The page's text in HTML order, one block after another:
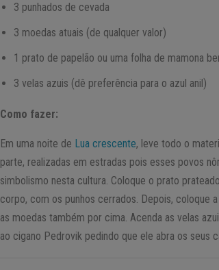
3 punhados de cevada
3 moedas atuais (de qualquer valor)
1 prato de papelão ou uma folha de mamona
3 velas azuis (dê preferência para o azul anil)
Como fazer:
Em uma noite de Lua crescente, leve todo o
parte, realizadas em estradas pois esses povos
simbolismo nesta cultura. Coloque o prato
corpo, com os punhos cerrados. Depois, coloque
as moedas também por cima. Acenda as velas
ao cigano Pedrovik pedindo que ele abra os seus